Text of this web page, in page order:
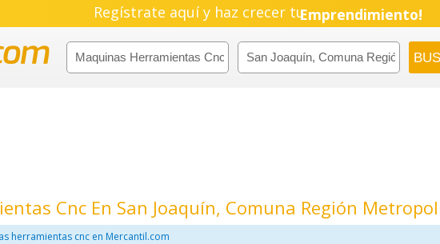
Regístrate aquí y haz crecer tuEmprendimiento!
Cnc En San Joaquín, Comuna Región
herramientas cnc en Mercantil.com